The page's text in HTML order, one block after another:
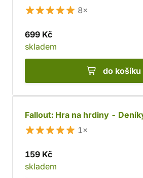
8×
699 Kč
skladem
do košíku
Fallout: Hra na hrdiny -
1×
159 Kč
skladem